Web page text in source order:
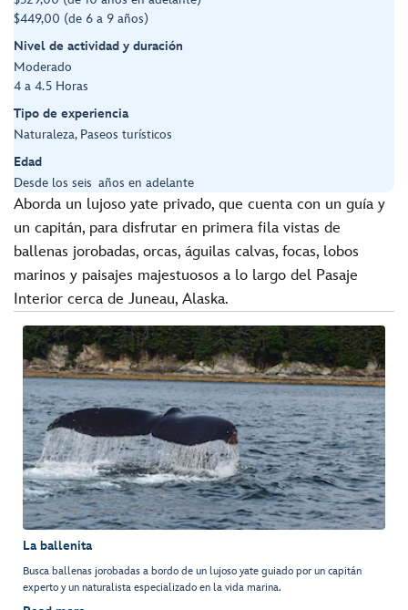
$449,00 (de 6 a 9 años)
Nivel de actividad y duración
Moderado
4 a 4.5 Horas
Tipo de experiencia
Naturaleza, Paseos turísticos
Edad
Desde los seis años en adelante
Aborda un lujoso yate privado, que cuenta con un guía y
un capitán, para disfrutar en primera fila vistas de
ballenas jorobadas, orcas, águilas calvas, focas, lobos
marinos y paisajes majestuosos a lo largo del Pasaje
Interior cerca de Juneau, Alaska.
La ballenita
Busca ballenas jorobadas a bordo de un lujoso yate guiado por un capitán
experto y un naturalista especializado en la vida marina.